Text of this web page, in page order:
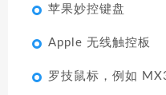
苹果妙控键盘
Apple 无线触控板
罗技鼠标，例如